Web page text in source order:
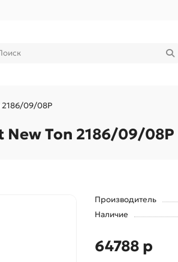
2186/09/08P
Ton 2186/09/08P
Производитель
Наличие
64788 р